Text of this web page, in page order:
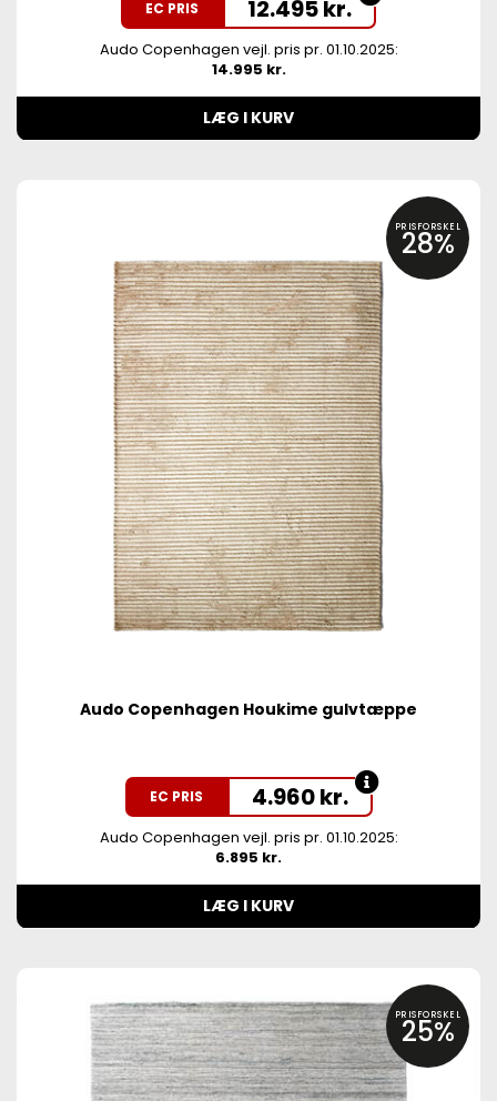
EC PRIS 12.495kr.
Audo Copenhagen vejl. pris pr. 01.10.2025:
14.995 kr.
LÆG I KURV
PRISFORSKEL
28%
Audo Copenhagen Houkime gulvtæppe
EC PRIS 4.960kr.
Audo Copenhagen vejl. pris pr. 01.10.2025:
6.895 kr.
LÆG I KURV
PRISFORSKEL
25%